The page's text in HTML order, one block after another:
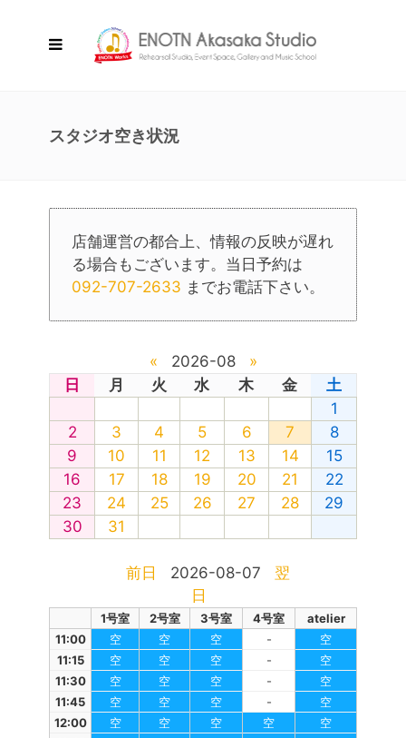
スタジオ空き状況
店舗運営の都合上、情報の反映が遅れ
る場合もございます。当日予約は
092-707-2633 までお電話下さい。
« 2026-08
»
日
月 火 水 木 金
土
1
2
3 4 5 6 7
8
9
10 11 12 13 14
15
16
17 18 19 20 21
22
23
24 25 26 27 28
29
30
31
前日 2026-08-07
翌
日
1号室 2号室 3号室 4号室
atelier
11:00
空 空 空 -
空
11:15
空 空 空 -
空
11:30
空 空 空 -
空
11:45
空 空 空 -
空
12:00
空 空 空 空
空